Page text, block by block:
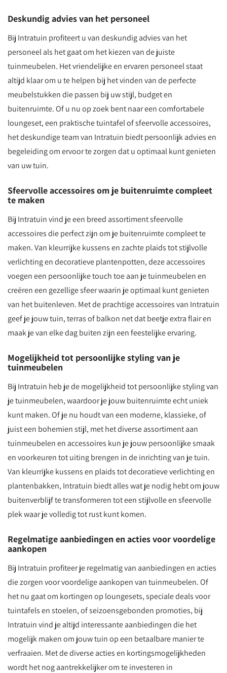
Deskundig advies van het personeel
Bij Intratuin profiteert u van deskundig advies van het
personeel als het gaat om het kiezen van de juiste
tuinmeubelen. Het vriendelijke en ervaren personeel staat
altijd klaar om u te helpen bij het vinden van de perfecte
meubelstukken die passen bij uw stijl, budget en
buitenruimte. Of u nu op zoek bent naar een comfortabele
loungeset, een praktische tuintafel of sfeervolle accessoires,
het deskundige team van Intratuin biedt persoonlijk advies en
begeleiding om ervoor te zorgen dat u optimaal kunt genieten
van uw tuin.
Sfeervolle accessoires om je buitenruimte compleet
te maken
Bij Intratuin vind je een breed assortiment sfeervolle
accessoires die perfect zijn om je buitenruimte compleet te
maken. Van kleurrijke kussens en zachte plaids tot stijlvolle
verlichting en decoratieve plantenpotten, deze accessoires
voegen een persoonlijke touch toe aan je tuinmeubelen en
creëren een gezellige sfeer waarin je optimaal kunt genieten
van het buitenleven. Met de prachtige accessoires van Intratuin
geef je jouw tuin, terras of balkon net dat beetje extra flair en
maak je van elke dag buiten zijn een feestelijke ervaring.
Mogelijkheid tot persoonlijke styling van je
tuinmeubelen
Bij Intratuin heb je de mogelijkheid tot persoonlijke styling van
je tuinmeubelen, waardoor je jouw buitenruimte echt uniek
kunt maken. Of je nu houdt van een moderne, klassieke, of
juist een bohemien stijl, met het diverse assortiment aan
tuinmeubelen en accessoires kun je jouw persoonlijke smaak
en voorkeuren tot uiting brengen in de inrichting van je tuin.
Van kleurrijke kussens en plaids tot decoratieve verlichting en
plantenbakken, Intratuin biedt alles wat je nodig hebt om jouw
buitenverblijf te transformeren tot een stijlvolle en sfeervolle
plek waar je volledig tot rust kunt komen.
Regelmatige aanbiedingen en acties voor voordelige
aankopen
Bij Intratuin profiteer je regelmatig van aanbiedingen en acties
die zorgen voor voordelige aankopen van tuinmeubelen. Of
het nu gaat om kortingen op loungesets, speciale deals voor
tuintafels en stoelen, of seizoensgebonden promoties, bij
Intratuin vind je altijd interessante aanbiedingen die het
mogelijk maken om jouw tuin op een betaalbare manier te
verfraaien. Met de diverse acties en kortingsmogelijkheden
wordt het nog aantrekkelijker om te investeren in